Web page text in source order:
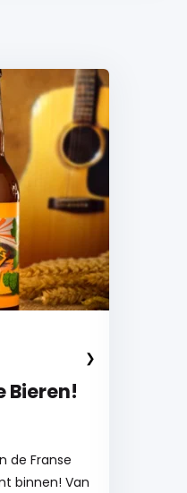
Bieren!
de Franse
binnen! Van